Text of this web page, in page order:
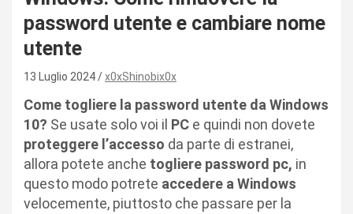
password utente e cambiare nome
utente
13 Luglio 2024 x0xShinobix0x
Come togliere la password utente da Windows
10? Se usate solo voi il PC e quindi non dovete
proteggere l’accesso da parte di estranei,
allora potete anche togliere password pc, in
questo modo potrete accedere a Windows
velocemente, piuttosto che passare per la